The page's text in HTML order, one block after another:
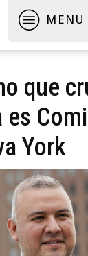
MENU
que
York